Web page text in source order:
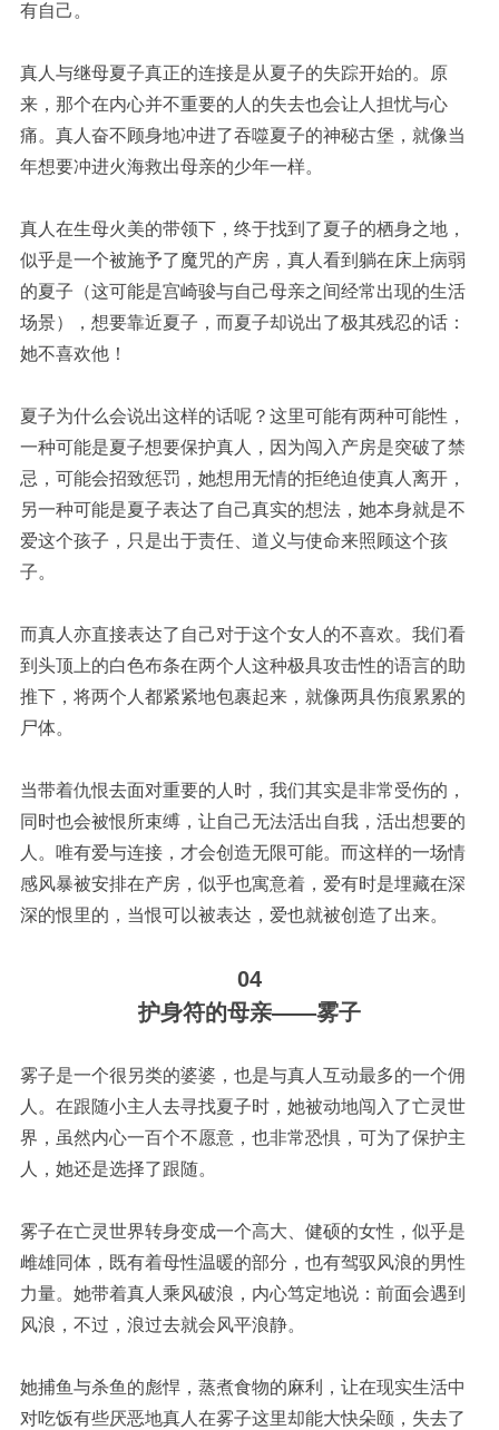
有自己。
真人与继母夏子真正的连接是从夏子的失踪开始的。原
来，那个在内心并不重要的人的失去也会让人担忧与心
痛。真人奋不顾身地冲进了吞噬夏子的神秘古堡，就像当
年想要冲进火海救出母亲的少年一样。
真人在生母火美的带领下，终于找到了夏子的栖身之地，
似乎是一个被施予了魔咒的产房，真人看到躺在床上病弱
的夏子（这可能是宫崎骏与自己母亲之间经常出现的生活
场景），想要靠近夏子，而夏子却说出了极其残忍的话：
她不喜欢他！
夏子为什么会说出这样的话呢？这里可能有两种可能性，
一种可能是夏子想要保护真人，因为闯入产房是突破了禁
忌，可能会招致惩罚，她想用无情的拒绝迫使真人离开，
另一种可能是夏子表达了自己真实的想法，她本身就是不
爱这个孩子，只是出于责任、道义与使命来照顾这个孩
子。
而真人亦直接表达了自己对于这个女人的不喜欢。我们看
到头顶上的白色布条在两个人这种极具攻击性的语言的助
推下，将两个人都紧紧地包裹起来，就像两具伤痕累累的
尸体。
当带着仇恨去面对重要的人时，我们其实是非常受伤的，
同时也会被恨所束缚，让自己无法活出自我，活出想要的
人。唯有爱与连接，才会创造无限可能。而这样的一场情
感风暴被安排在产房，似乎也寓意着，爱有时是埋藏在深
深的恨里的，当恨可以被表达，爱也就被创造了出来。
04
护身符的母亲——雾子
雾子是一个很另类的婆婆，也是与真人互动最多的一个佣
人。在跟随小主人去寻找夏子时，她被动地闯入了亡灵世
界，虽然内心一百个不愿意，也非常恐惧，可为了保护主
人，她还是选择了跟随。
雾子在亡灵世界转身变成一个高大、健硕的女性，似乎是
雌雄同体，既有着母性温暖的部分，也有驾驭风浪的男性
力量。她带着真人乘风破浪，内心笃定地说：前面会遇到
风浪，不过，浪过去就会风平浪静。
她捕鱼与杀鱼的彪悍，蒸煮食物的麻利，让在现实生活中
对吃饭有些厌恶地真人在雾子这里却能大快朵颐，失去了